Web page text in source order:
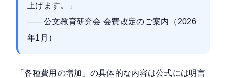
上げます。」
――公文教育研究会 会費改定のご案内（2026
年1月）
「各種費用の増加」の具体的な内容は公式には明言